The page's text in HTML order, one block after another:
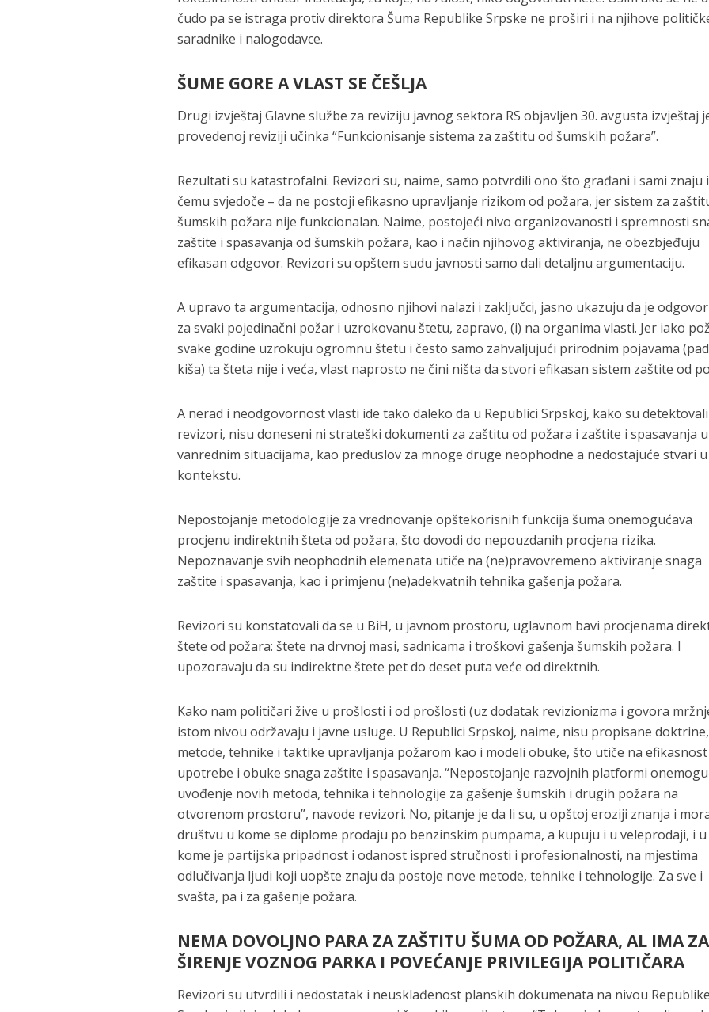
čudo pa se istraga protiv direktora Šuma Republike Srpske ne proširi i na njihove
saradnike i nalogodavce.
ŠUME GORE A VLAST SE ČEŠLJA
Drugi izvještaj Glavne službe za reviziju javnog sektora RS objavljen 30. avgusta izvještaj
provedenoj reviziji učinka “Funkcionisanje sistema za zaštitu od šumskih požara”.
Rezultati su katastrofalni. Revizori su, naime, samo potvrdili ono što građani i sami znaju i
čemu svjedoče – da ne postoji efikasno upravljanje rizikom od požara, jer sistem za
šumskih požara nije funkcionalan. Naime, postojeći nivo organizovanosti i spremnosti
zaštite i spasavanja od šumskih požara, kao i način njihovog aktiviranja, ne obezbjeđuju
efikasan odgovor. Revizori su opštem sudu javnosti samo dali detaljnu argumentaciju.
A upravo ta argumentacija, odnosno njihovi nalazi i zaključci, jasno ukazuju da je
za svaki pojedinačni požar i uzrokovanu štetu, zapravo, (i) na organima vlasti. Jer iako
svake godine uzrokuju ogromnu štetu i često samo zahvaljujući prirodnim pojavama
kiša) ta šteta nije i veća, vlast naprosto ne čini ništa da stvori efikasan sistem zaštite od
A nerad i neodgovornost vlasti ide tako daleko da u Republici Srpskoj, kako su detektovali
revizori, nisu doneseni ni strateški dokumenti za zaštitu od požara i zaštite i spasavanja u
vanrednim situacijama, kao preduslov za mnoge druge neophodne a nedostajuće stvari
kontekstu.
Nepostojanje metodologije za vrednovanje opštekorisnih funkcija šuma onemogućava
procjenu indirektnih šteta od požara, što dovodi do nepouzdanih procjena rizika.
Nepoznavanje svih neophodnih elemenata utiče na (ne)pravovremeno aktiviranje snaga
zaštite i spasavanja, kao i primjenu (ne)adekvatnih tehnika gašenja požara.
Revizori su konstatovali da se u BiH, u javnom prostoru, uglavnom bavi procjenama
štete od požara: štete na drvnoj masi, sadnicama i troškovi gašenja šumskih požara. I
upozoravaju da su indirektne štete pet do deset puta veće od direktnih.
Kako nam političari žive u prošlosti i od prošlosti (uz dodatak revizionizma i govora
istom nivou održavaju i javne usluge. U Republici Srpskoj, naime, nisu propisane doktrine,
metode, tehnike i taktike upravljanja požarom kao i modeli obuke, što utiče na efikasnost
upotrebe i obuke snaga zaštite i spasavanja. “Nepostojanje razvojnih platformi
uvođenje novih metoda, tehnika i tehnologije za gašenje šumskih i drugih požara na
otvorenom prostoru”, navode revizori. No, pitanje je da li su, u opštoj eroziji znanja i
društvu u kome se diplome prodaju po benzinskim pumpama, a kupuju i u veleprodaji, i u
kome je partijska pripadnost i odanost ispred stručnosti i profesionalnosti, na mjestima
odlučivanja ljudi koji uopšte znaju da postoje nove metode, tehnike i tehnologije. Za sve i
svašta, pa i za gašenje požara.
NEMA DOVOLJNO PARA ZA ZAŠTITU ŠUMA OD POŽARA, AL IMA ZA
ŠIRENJE VOZNOG PARKA I POVEĆANJE PRIVILEGIJA POLITIČARA
Revizori su utvrdili i nedostatak i neusklađenost planskih dokumenata na nivou Republike